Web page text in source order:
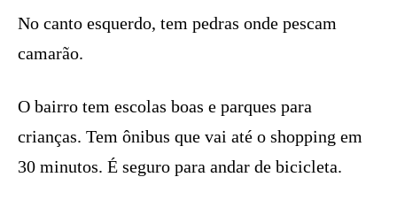
No canto esquerdo, tem pedras onde pescam
camarão.
O bairro tem escolas boas e parques para
crianças. Tem ônibus que vai até o shopping em
30 minutos. É seguro para andar de bicicleta.